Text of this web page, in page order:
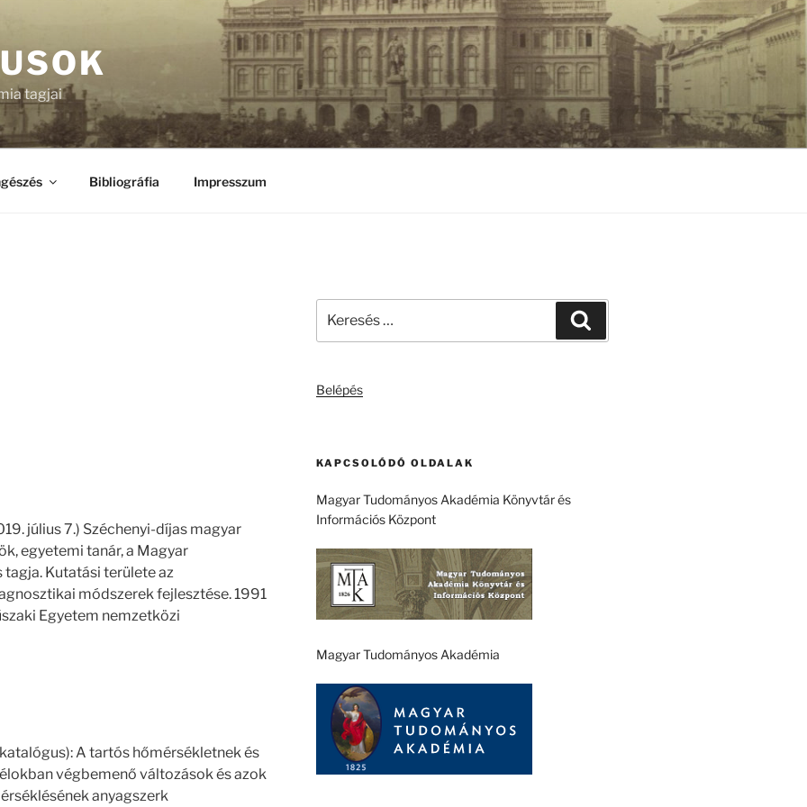
tagjai
Bibliográfia Impresszum
július 7.) Széchenyi-díjas magyar
egyetemi tanár, a Magyar
Kutatási területe az
módszerek fejlesztése. 1991
Egyetem nemzetközi
A tartós hőmérsékletnek és
végbemenő változások és azok
anyagszerk
következő
Belépés
KAPCSOLÓDÓ OLDALAK
Magyar Tudományos Akadémia Könyvtár és
Információs Központ
Magyar Tudományos Akadémia